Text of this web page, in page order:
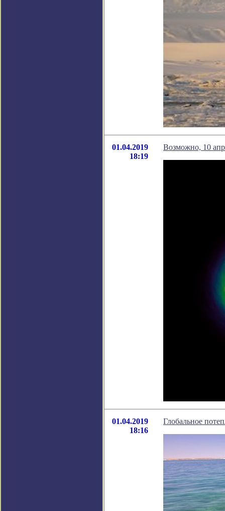
01.04.2019
18:19
Возможно, 10
01.04.2019
18:16
Глобальное